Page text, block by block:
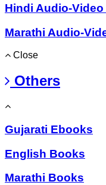
Hindi Audio-Video
Marathi Audio-
Close
Others
Gujarati Ebooks
English Books
Marathi Books